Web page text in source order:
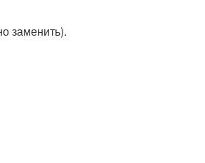
заменить).